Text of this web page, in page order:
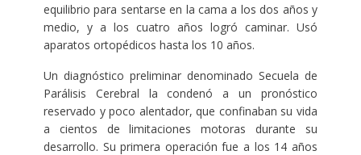
equilibrio para sentarse en la cama a los dos años y
medio, y a los cuatro años logró caminar. Usó
aparatos ortopédicos hasta los 10 años.
Un diagnóstico preliminar denominado Secuela de
Parálisis Cerebral la condenó a un pronóstico
reservado y poco alentador, que confinaban su vida
a cientos de limitaciones motoras durante su
desarrollo. Su primera operación fue a los 14 años